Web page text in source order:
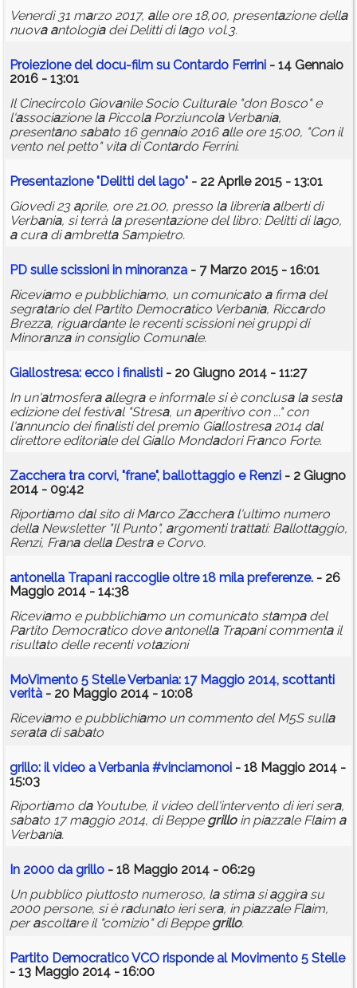
Venerdì 31 marzo 2017, alle ore 18,00, presentazione della
nuova antologiadei Delitti di lago vol.3.
Proiezione del docu-film su Contardo Ferrini - 14 Gennaio
2016 - 13:01
Il Cinecircolo Giovanile Socio Culturale "don Bosco" e
l'associazione laPiccolaPorziuncolaVerbania,
presentano sabato 16 gennaio 2016 alle ore 15:00, "Con il
vento nel petto" vitadi Contardo Ferrini.
Presentazione "Delitti del lago" - 22 Aprile 2015 - 13:01
Giovedì 23 aprile, ore 21.00, presso lalibreria alberti di
Verbania, si terrà lapresentazione del libro: Delitti di lago,
acuradiambrettaSampietro.
PD sulle scissioni in minoranza - 7 Marzo 2015 - 16:01
Riceviamo e pubblichiamo, un comunicato afirmadel
segratario del Partito Democratico Verbania, Riccardo
Brezza, riguardante le recenti scissioni nei gruppi di
Minoranzain consiglio Comunale.
Giallostresa: ecco i finalisti - 20 Giugno 2014 - 11:27
In un'atmosfera allegrae informale si è conclusalasesta
edizione del festival "Stresa, un aperitivo con ..." con
l'annuncio dei finalisti del premio Giallostresa2014 dal
direttore editoriale del Giallo Mondadori Franco Forte.
Zacchera tra corvi, "frane", ballottaggio e Renzi - 2 Giugno
2014 - 09:42
Riportiamo dal sito di Marco Zaccheral'ultimo numero
dellaNewsletter "Il Punto", argomenti trattati: Ballottaggio,
Renzi, FranadellaDestrae Corvo.
antonella Trapani raccoglie oltre 18 mila preferenze. - 26
Maggio 2014 - 14:38
Riceviamo e pubblichiamo un comunicato stampadel
Partito Democratico dove antonellaTrapani commentail
risultato delle recenti votazioni
MoVimento 5 Stelle Verbania: 17 Maggio 2014, scottanti
verità - 20 Maggio 2014 - 10:08
Riceviamo e pubblichiamo un commento del M5S sulla
seratadi sabato
grillo: il video aVerbania #vinciamonoi - 18 Maggio 2014 -
15:03
Riportiamo daYoutube, il video dell'intervento di ieri sera,
sabato 17 maggio 2014, di Beppe grilloin piazzale Flaim a
Verbania.
In 2000 da grillo - 18 Maggio 2014 - 06:29
Un pubblico piuttosto numeroso, lastimasiaggirasu
2000 persone, si è radunato ieri sera, in piazzale Flaim,
perascoltare il "comizio" di Beppe grillo.
Partito Democratico VCO rispondeal Movimento 5 Stelle
- 13 Maggio 2014 - 16:00